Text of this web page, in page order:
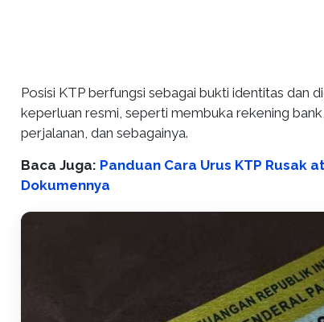
Posisi KTP berfungsi sebagai bukti identitas dan
keperluan resmi, seperti membuka rekening
perjalanan, dan sebagainya.
Baca Juga: Panduan Cara Urus KTP Rusak
Dokumennya